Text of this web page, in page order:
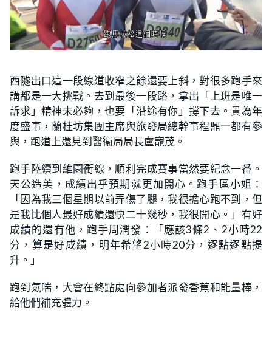
西隧出口這一段線道收窄之餘還要上斜，對很多跑手來
講都是一大挑戰。去到最後一段路，拿出「上班是唯一
訴求」精神未必夠，也要「沿途有你」撐下去。貴為年
度盛事，蘭桂坊集團主席與旅發局總幹事程鼎一都有參
與，跑道上還見到醫衞局局長盧寵茂。
跑手陸續到維園衝線，順利完成賽事當然要紀念一番。
天公造美，成績出乎預期就更加開心。跑手區小姐：
「因為我三個星期以前弄傷了腿，我很擔心跑不到，但
是我比個人最好成績還快二十幾秒，我很開心。」有好
成績的還有他，跑手周潤發：「應該3條2、2小時22
分，算是好成績，明年希望2小時20分，逐點逐點提
升。」
跑到氣喘，大會在終點處向參加者派發香蕉和能量棒，
給他們補充體力。